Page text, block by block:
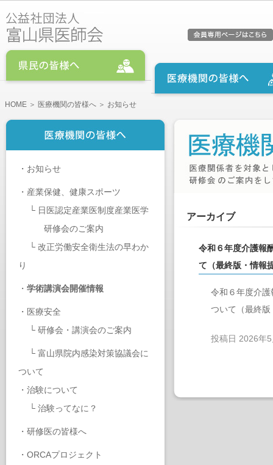
HOME ＞ 医療機関の皆様へ ＞ お知らせ
・ お知らせ
・ 産業保健、健康スポーツ
└ 日医認定産業医制度産業医学
研修会のご案内
└ 改正労働安全衛生法の早わか
り
・ 学術講演会開催情報
・ 医療安全
└ 研修会・講演会のご案内
└ 富山県院内感染対策協議会に
ついて
・ 治験について
└ 治験ってなに？
・ 研修医の皆様へ
・ ORCAプロジェクト
アーカイブ
令和６年度介護報
て（最終版・情報
令和６年度介
ついて（最終
投稿日 2026年